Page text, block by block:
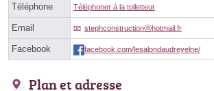
Téléphone Téléphoner à la toiletteur
Email stephconstructionⓐhotmail.fr
Facebook facebook.com/lesalondaudreyelne/
Plan et adresse